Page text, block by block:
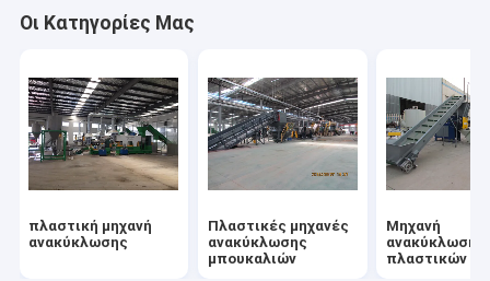
Οι Κατηγορίες Μας
πλαστική μηχανή
ανακύκλωσης
Πλαστικές μηχανές
ανακύκλωσης
μπουκαλιών
Μηχανή
ανακύκλωσης
πλαστικών